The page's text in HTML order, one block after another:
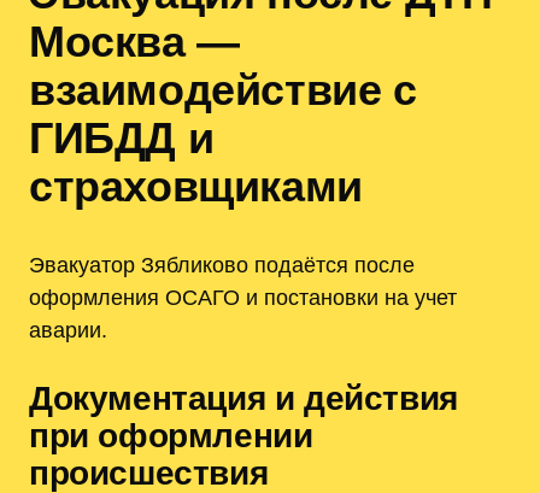
Москва —
взаимодействие с
ГИБДД и
страховщиками
Эвакуатор Зябликово подаётся после
оформления ОСАГО и постановки на учет
аварии.
Документация и действия
при оформлении
происшествия